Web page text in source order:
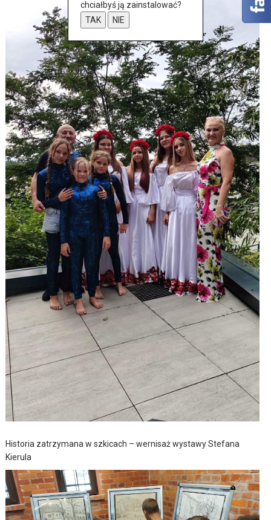
Historia zatrzymana w szkicach – wernisaż wystawy Stefana
Kierula
chciałbyś ją zainstalować?
TAK
NIE